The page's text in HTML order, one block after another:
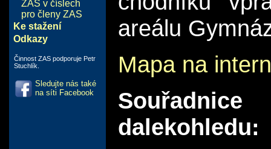
ZAS v číslech
pro členy ZAS
Ke stažení
Odkazy
Činnost ZAS podporuje Petr
Stuchlík.
Sledujte nás také
na síti Facebook
areálu
Mapa na
dalekohledu: